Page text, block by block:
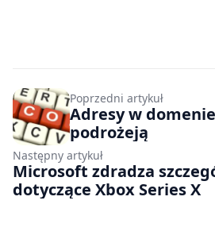
Poprzedni artykuł
Adresy w
podrożeją
Następny artykuł
Microsoft zdradza
dotyczące Xbox Series X